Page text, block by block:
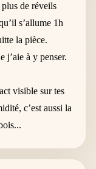
de réveils
s’allume 1h
la pièce.
j’aie à y penser.
visible sur tes
c’est aussi la